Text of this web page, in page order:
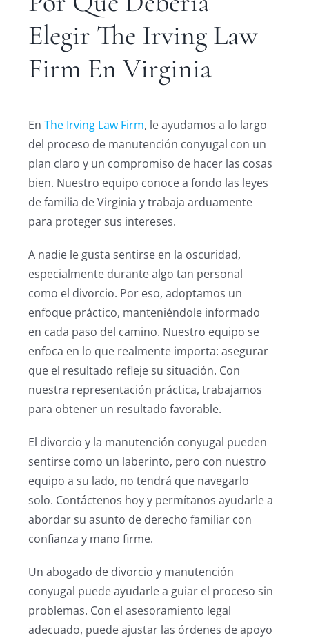
Elegir The Irving Law
Firm En Virginia
EnThe Irving Law Firm, le ayudamos a lo largo
del proceso de manutención conyugal con un
plan claro y un compromiso de hacer las cosas
bien. Nuestro equipo conoce a fondo las leyes
de familia de Virginia y trabaja arduamente
para proteger sus intereses.
A nadie le gusta sentirse en la oscuridad,
especialmente durante algo tan personal
como el divorcio. Por eso, adoptamos un
enfoque práctico, manteniéndole informado
en cada paso del camino. Nuestro equipo se
enfoca en lo que realmente importa: asegurar
que el resultado refleje su situación. Con
nuestra representación práctica, trabajamos
para obtener un resultado favorable.
El divorcio y la manutención conyugal pueden
sentirse como un laberinto, pero con nuestro
equipo a su lado, no tendrá que navegarlo
solo. Contáctenos hoy y permítanos ayudarle a
abordar su asunto de derecho familiar con
confianza y mano firme.
Un abogado de divorcio y manutención
conyugal puede ayudarle a guiar el proceso sin
problemas. Con el asesoramiento legal
adecuado, puede ajustar las órdenes de apoyo